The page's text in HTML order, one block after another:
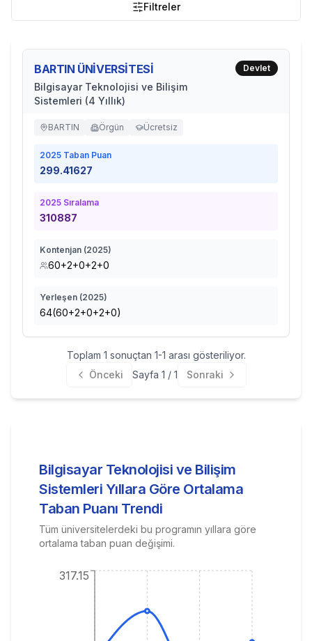
Filtreler
BARTIN ÜNİVERSİTESİ
Bilgisayar Teknolojisi ve Bilişim
Sistemleri (4 Yıllık)
Devlet
BARTIN Örgün Ücretsiz
2025 Taban Puan
299.41627
2025 Sıralama
310887
Kontenjan (2025)
60+2+0+2+0
Yerleşen (2025)
64(60+2+0+2+0)
Toplam 1 sonuçtan 1-1 arası gösteriliyor.
Önceki
Sayfa 1 / 1 Sonraki
Bilgisayar Teknolojisi ve Bilişim
Sistemleri Yıllara Göre Ortalama
Taban Puanı Trendi
Tüm üniversitelerdeki bu programın yıllara göre
ortalama taban puan değişimi.
317.15